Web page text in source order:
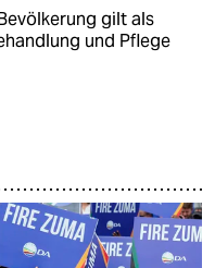
gilt als
und Pflege